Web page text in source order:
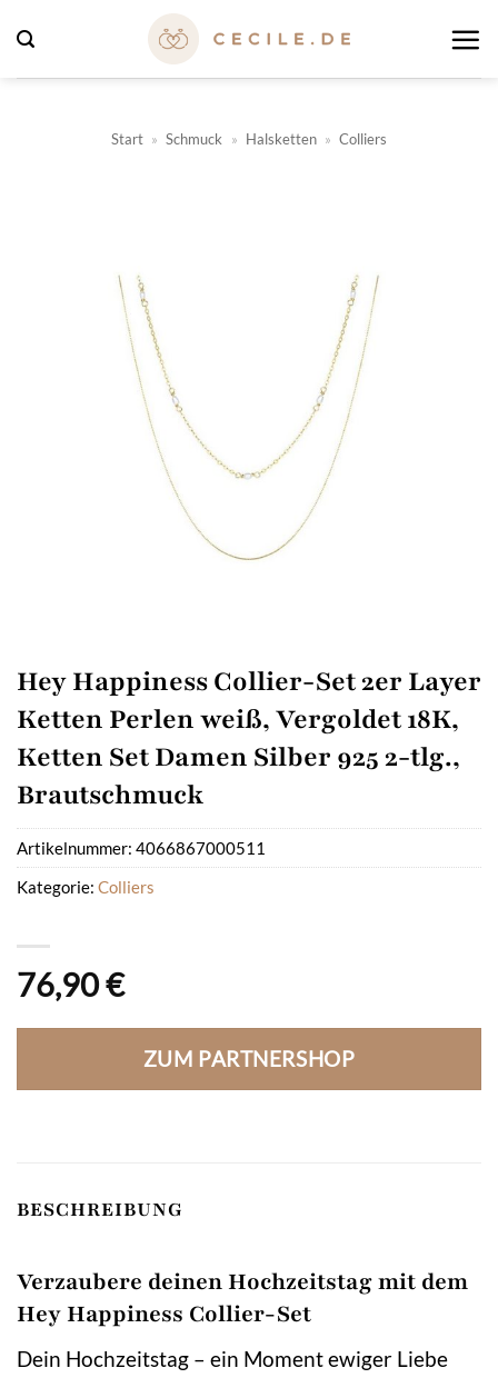
Inhalt
springen
Start » Schmuck » Halsketten » Colliers
Hey Happiness Collier-Set 2er Layer
Ketten Perlen weiß, Vergoldet 18K,
Ketten Set Damen Silber 925 2-tlg.,
Brautschmuck
76,90€
ZUM PARTNERSHOP
Artikelnummer: 4066867000511
Kategorie: Colliers
BESCHREIBUNG
Verzaubere deinen Hochzeitstag mit dem
Hey Happiness Collier-Set
Dein Hochzeitstag – ein Moment ewiger Liebe